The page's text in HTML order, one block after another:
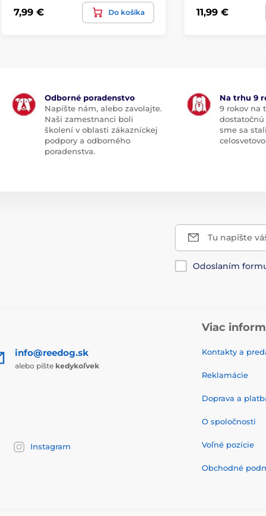
7,99 € Do košíka 11,99 €
Odborné poradenstvo
Napíšte nám, alebo zavolajte.
Naši zamestnanci boli
školení v oblasti zákazníckej
podpory a odborného
poradenstva.
Na trhu 9
9 rokov na
dostatočnú
sme sa
Tu napíšte
Odoslaním
info@reedog.sk
alebo píšte kedykoľvek
Instagram
Viac
Kontakty a
Reklamácie
Doprava a
O spoločnosti
Voľné pozície
Obchodné